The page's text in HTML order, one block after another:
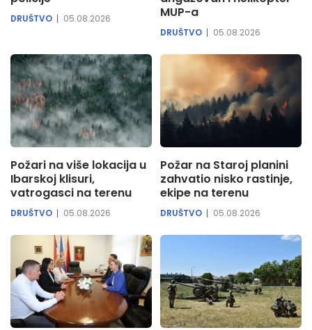
DRUŠTVO 05.08.2026
MUP-a
DRUŠTVO 05.08.2026
Požari na više lokacija u
Ibarskoj klisuri,
vatrogasci na terenu
DRUŠTVO 05.08.2026
Požar na Staroj planini
zahvatio nisko rastinje,
ekipe na terenu
DRUŠTVO 05.08.2026